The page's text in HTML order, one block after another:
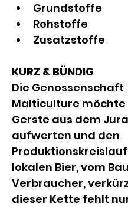
Grundstoffe
Rohstoffe
Zusatzstoffe
KURZ & BÜNDIG
Die Genossenschaft
Malticulture möchte
Gerste aus dem
aufwerten und den
lokalen Bier, vom
Verbraucher,
dieser Kette fehlt